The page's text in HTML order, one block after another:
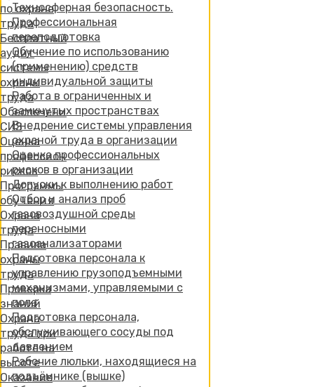
по охране
труда
Бесплатный
аудит
системы
охраны
труда
Обеспечение
СИЗ
Оценка
профессиональных
рисков
Программы
обучения
Охрана
труда
Правила
охраны
труда
Проверка
знаний
Охрана
труда при
работе на
высоте
Оказание
Техносферная безопасность.
Профессиональная
переподготовка
Обучение по использованию
(применению) средств
индивидуальной защиты
Работа в ограниченных и
замкнутых пространствах
Внедрение системы управления
охраной труда в организации
Оценка профессиональных
рисков в организации
Допуски к выполнению работ
Отбор и анализ проб
газовоздушной среды
переносными
газоанализаторами
Подготовка персонала к
управлению грузоподъемными
механизмами, управляемыми с
пола
Подготовка персонала,
обслуживающего сосуды под
давлением
Рабочие люльки, находящиеся на
подъёмнике (вышке)